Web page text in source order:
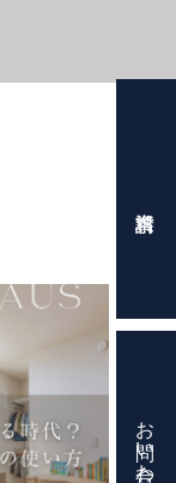
お問い合わせ